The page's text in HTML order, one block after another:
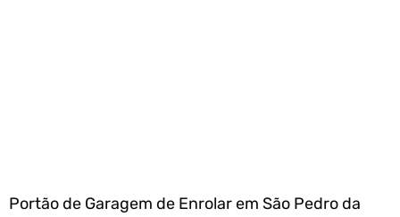
Portão de Garagem de Enrolar em São Pedro da